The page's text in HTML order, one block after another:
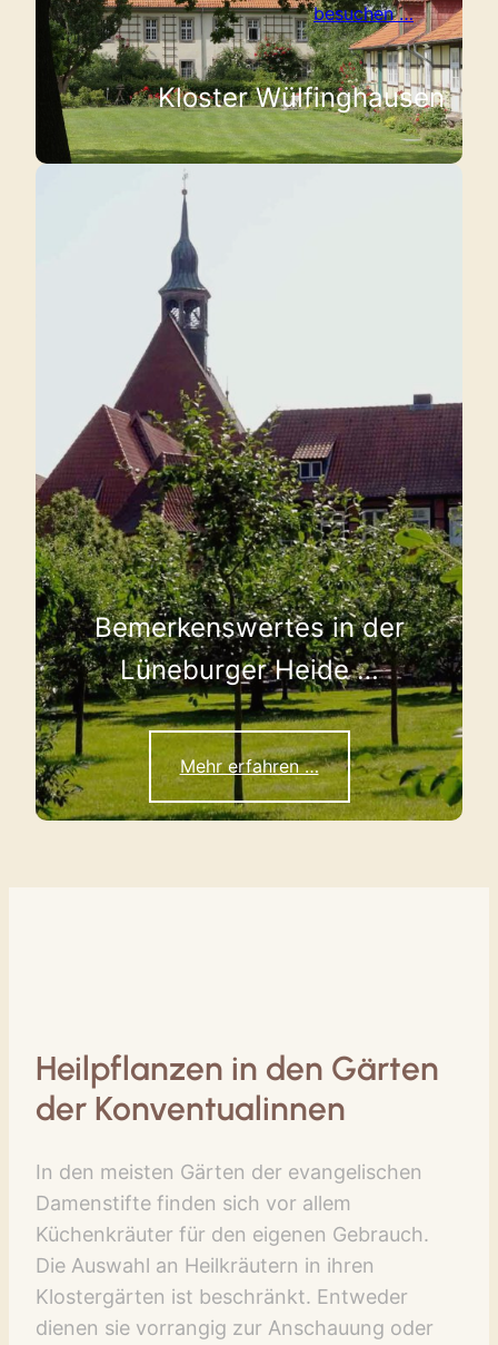
besuchen …
Kloster Wülfinghausen
Bemerkenswertes in der
Lüneburger Heide …
Mehr erfahren …
Heilpflanzen in den Gärten
der Konventualinnen
In den meisten Gärten der evangelischen
Damenstifte finden sich vor allem
Küchenkräuter für den eigenen Gebrauch.
Die Auswahl an Heilkräutern in ihren
Klostergärten ist beschränkt. Entweder
dienen sie vorrangig zur Anschauung oder